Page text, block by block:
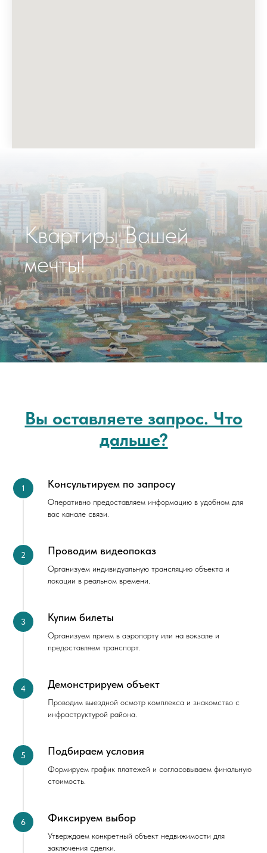
Квартиры Вашей
мечты!
Вы оставляете запрос. Что
дальше?
Консультируем по запросу
Оперативно предоставляем информацию в удобном для
вас канале связи.
Проводим видеопоказ
Организуем индивидуальную трансляцию объекта и
локации в реальном времени.
Купим билеты
Организуем прием в аэропорту или на вокзале и
предоставляем транспорт.
Демонстрируем объект
Проводим выездной осмотр комплекса и знакомство с
инфраструктурой района.
Подбираем условия
Формируем график платежей и согласовываем финальную
стоимость.
Фиксируем выбор
Утверждаем конкретный объект недвижимости для
заключения сделки.